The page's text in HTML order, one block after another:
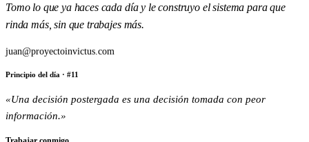
Tomo lo que ya haces cada día y le construyo el sistema para que
rinda más, sin que trabajes más.
juan@proyectoinvictus.com
Principio del día · #11
«Una decisión postergada es una decisión tomada con peor
información.»